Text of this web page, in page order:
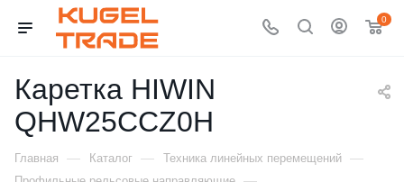
0
Каретка HIWIN
QHW25CCZ0H
Главная — Каталог — Техника линейных перемещений —